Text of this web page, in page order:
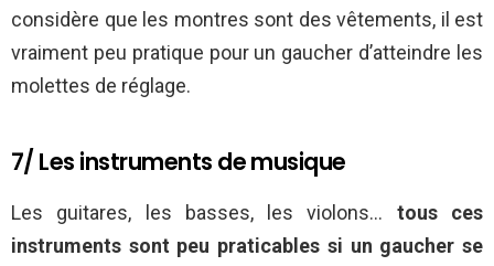
considère que les montres sont des vêtements, il est
vraiment peu pratique pour un gaucher d’atteindre les
molettes de réglage.
7/ Les instruments de musique
Les guitares, les basses, les violons… tous ces
instruments sont peu praticables si un gaucher se